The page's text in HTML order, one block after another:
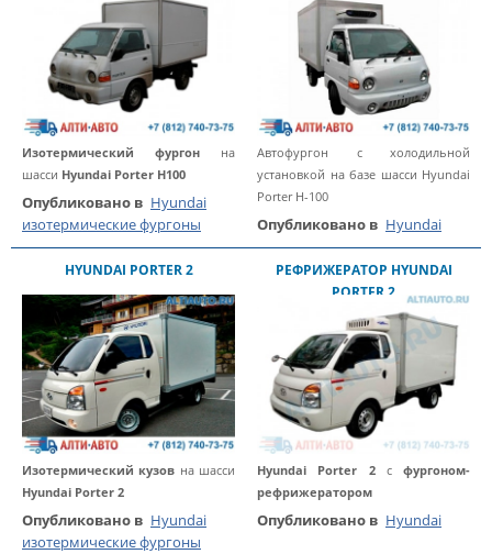
Изотермический фургон на
шасси Hyundai Porter H100
Опубликовано в Hyundai
изотермические фургоны
Автофургон с холодильной
установкой на базе шасси Hyundai
Porter H-100
Опубликовано в Hyundai
HYUNDAI PORTER 2
Изотермический кузов на шасси
Hyundai Porter 2
Опубликовано в Hyundai
изотермические фургоны
РЕФРИЖЕРАТОР HYUNDAI
PORTER 2
Hyundai Porter 2сфургоном-
рефрижератором
Опубликовано в Hyundai